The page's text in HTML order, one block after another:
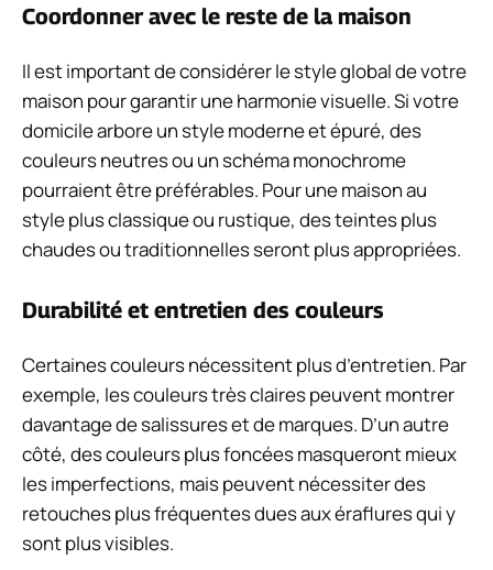
Coordonner avec le reste de la maison
Il est important de considérer le style global de votre
maison pour garantir une harmonie visuelle. Si votre
domicile arbore un style moderne et épuré, des
couleurs neutres ou un schéma monochrome
pourraient être préférables. Pour une maison au
style plus classique ou rustique, des teintes plus
chaudes ou traditionnelles seront plus appropriées.
Durabilité et entretien des couleurs
Certaines couleurs nécessitent plus d’entretien. Par
exemple, les couleurs très claires peuvent montrer
davantage de salissures et de marques. D’un autre
côté, des couleurs plus foncées masqueront mieux
les imperfections, mais peuvent nécessiter des
retouches plus fréquentes dues aux éraflures qui y
sont plus visibles.